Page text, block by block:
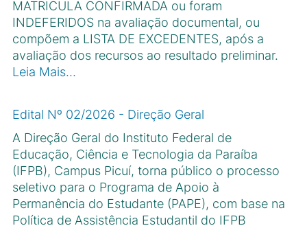
MATRICULA CONFIRMADA ou foram
INDEFERIDOS na avaliação documental, ou
compõem a LISTA DE EXCEDENTES, após a
avaliação dos recursos ao resultado preliminar.
Leia Mais…
Edital Nº 02/2026 - Direção Geral
A Direção Geral do Instituto Federal de
Educação, Ciência e Tecnologia da Paraíba
(IFPB), Campus Picuí, torna público o processo
seletivo para o Programa de Apoio à
Permanência do Estudante (PAPE), com base na
Política de Assistência Estudantil do IFPB